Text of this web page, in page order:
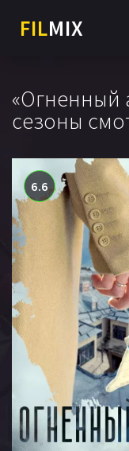
FILMIX
«Огненный
сезоны
6.6